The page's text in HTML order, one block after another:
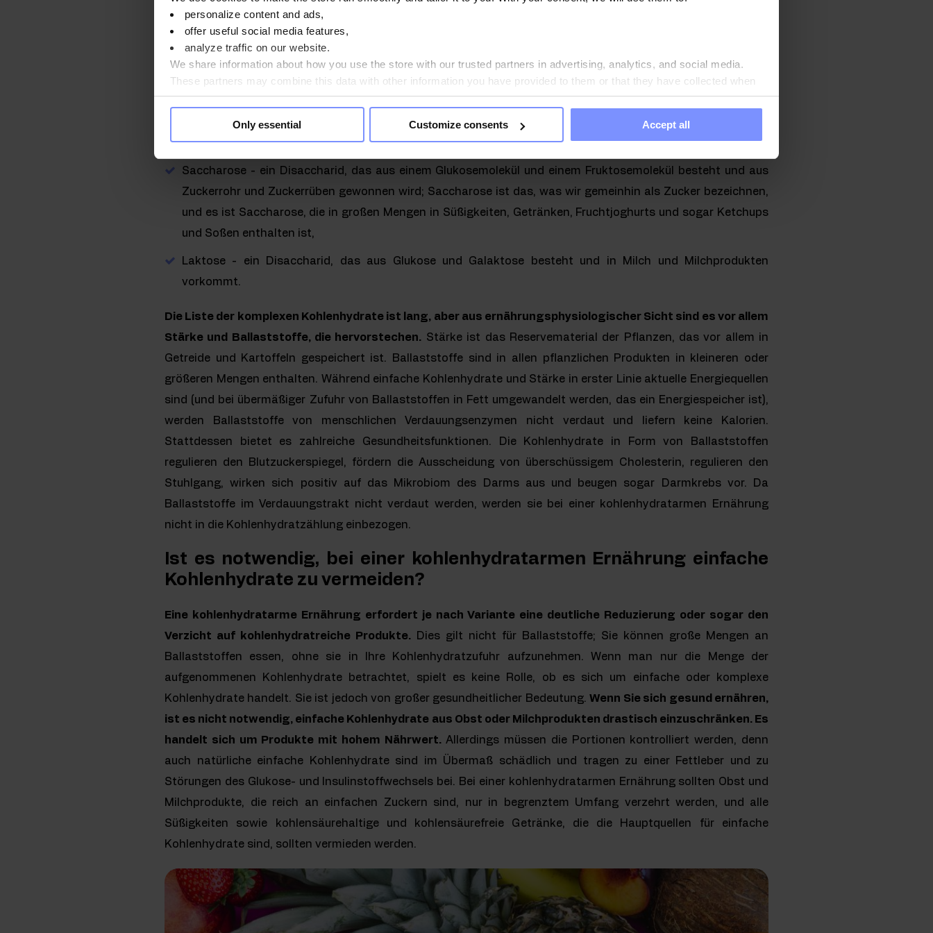
personalize content and ads,
offer useful social media features,
analyze traffic on our website.
We share information about how you use the store with our trusted partners in advertising, analytics, and social media.
These partners may combine this data with other information you have provided to them or that they have collected when
you use their services. Do you agree?
Only essential Customize consents Accept all
Kohlenhydrate sind eine sehr große und vielfältige Gruppe von Verbindungen. Sie werden grob in einfache
Kohlenhydrate und komplexe Zucker eingeteilt.
Glukose und Fruktose - Monosaccharide in Form eines einzigen Moleküls; hauptsächlich in Obst und Honig
enthalten,
Saccharose - ein Disaccharid, das aus einem Glukosemolekül und einem Fruktosemolekül besteht und aus
Zuckerrohr und Zuckerrüben gewonnen wird; Saccharose ist das, was wir gemeinhin als Zucker bezeichnen,
und es ist Saccharose, die in großen Mengen in Süßigkeiten, Getränken, Fruchtjoghurts und sogar Ketchups
und Soßen enthalten ist,
Laktose - ein Disaccharid, das aus Glukose und Galaktose besteht und in Milch und Milchprodukten
vorkommt.
Die Liste der komplexen Kohlenhydrate ist lang, aber aus ernährungsphysiologischer Sicht sind es vor allem
Stärke und Ballaststoffe, die hervorstechen. Stärke ist das Reservematerial der Pflanzen, das vor allem in
Getreide und Kartoffeln gespeichert ist. Ballaststoffe sind in allen pflanzlichen Produkten in kleineren oder
größeren Mengen enthalten. Während einfache Kohlenhydrate und Stärke in erster Linie aktuelle Energiequellen
sind (und bei übermäßiger Zufuhr von Ballaststoffen in Fett umgewandelt werden, das ein Energiespeicher ist),
werden Ballaststoffe von menschlichen Verdauungsenzymen nicht verdaut und liefern keine Kalorien.
Stattdessen bietet es zahlreiche Gesundheitsfunktionen. Die Kohlenhydrate in Form von Ballaststoffen
regulieren den Blutzuckerspiegel, fördern die Ausscheidung von überschüssigem Cholesterin, regulieren den
Stuhlgang, wirken sich positiv auf das Mikrobiom des Darms aus und beugen sogar Darmkrebs vor. Da
Ballaststoffe im Verdauungstrakt nicht verdaut werden, werden sie bei einer kohlenhydratarmen Ernährung
nicht in die Kohlenhydratzählung einbezogen.
Ist es notwendig, bei einer kohlenhydratarmen Ernährung einfache
Kohlenhydrate zu vermeiden?
Eine kohlenhydratarme Ernährung erfordert je nach Variante eine deutliche Reduzierung oder sogar den
Verzicht auf kohlenhydratreiche Produkte. Dies gilt nicht für Ballaststoffe; Sie können große Mengen an
Ballaststoffen essen, ohne sie in Ihre Kohlenhydratzufuhr aufzunehmen. Wenn man nur die Menge der
aufgenommenen Kohlenhydrate betrachtet, spielt es keine Rolle, ob es sich um einfache oder komplexe
Kohlenhydrate handelt. Sie ist jedoch von großer gesundheitlicher Bedeutung.Wenn Sie sich gesund ernähren,
ist es nicht notwendig, einfache Kohlenhydrate aus Obst oder Milchprodukten drastisch einzuschränken. Es
handelt sich um Produkte mit hohem Nährwert.Allerdings müssen die Portionen kontrolliert werden, denn
auch natürliche einfache Kohlenhydrate sind im Übermaß schädlich und tragen zu einer Fettleber und zu
Störungen des Glukose- und Insulinstoffwechsels bei. Bei einer kohlenhydratarmen Ernährung sollten Obst und
Milchprodukte, die reich an einfachen Zuckern sind, nur in begrenztem Umfang verzehrt werden, und alle
Süßigkeiten sowie kohlensäurehaltige und kohlensäurefreie Getränke, die die Hauptquellen für einfache
Kohlenhydrate sind, sollten vermieden werden.